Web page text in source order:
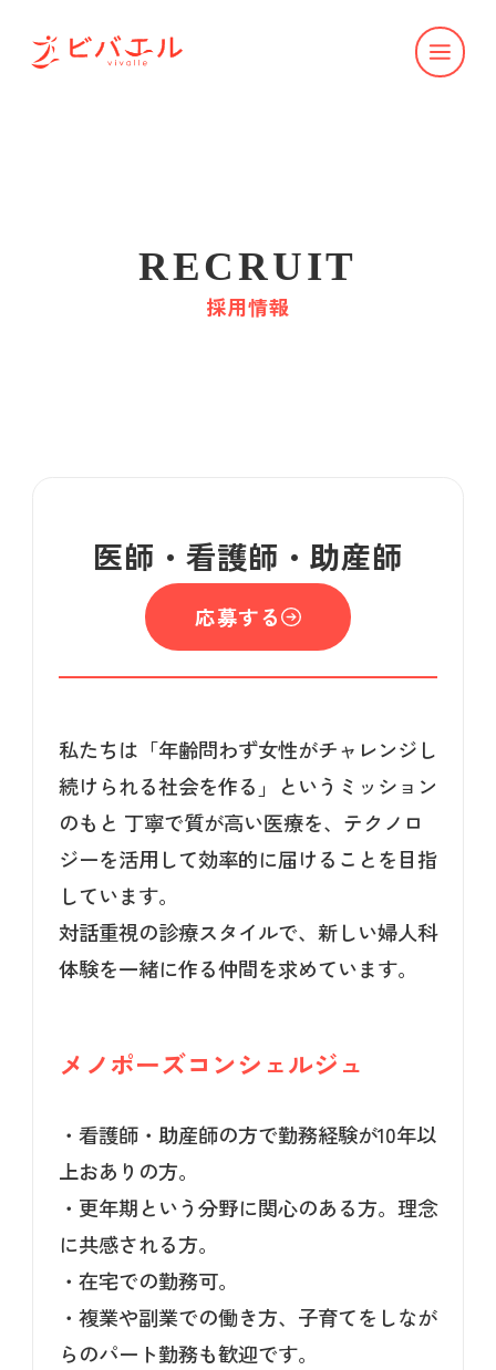
RECRUIT
採用情報
医師・看護師・助産師
応募する
私たちは「年齢問わず女性がチャレンジし
続けられる社会を作る」というミッション
のもと 丁寧で質が高い医療を、テクノロ
ジーを活用して効率的に届けることを目指
しています。
対話重視の診療スタイルで、新しい婦人科
体験を一緒に作る仲間を求めています。
メノポーズコンシェルジュ
・看護師・助産師の方で勤務経験が10年以
上おありの方。
・更年期という分野に関心のある方。理念
に共感される方。
・在宅での勤務可。
・複業や副業での働き方、子育てをしなが
らのパート勤務も歓迎です。